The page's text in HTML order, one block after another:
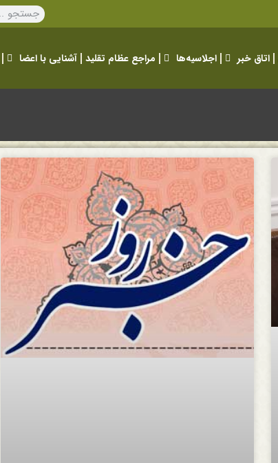
اتاق خبر اجلاسیه‌ها مراجع عظام تقلید آشنایی با اعضا